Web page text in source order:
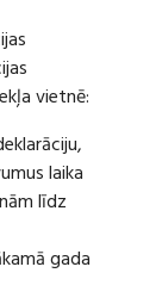
vietnē:
laika
līdz
gada